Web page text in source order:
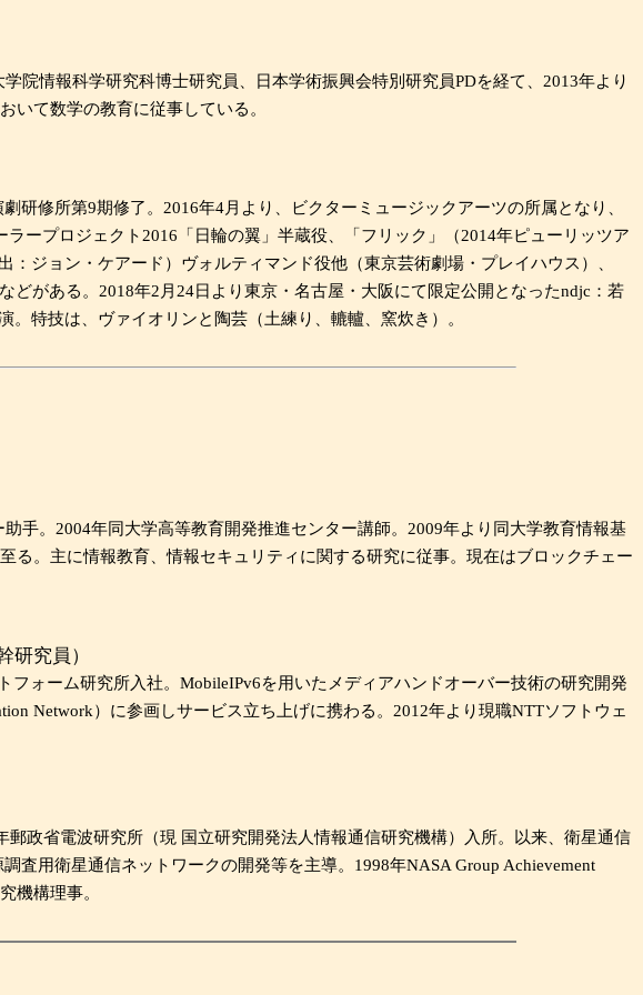
院情報科学研究科博士研究員、日本学術振興会特別研究員PDを経て、2013年より
いて数学の教育に従事している。
修所第9期修了。2016年4月より、ビクターミュージックアーツの所属となり、
ープロジェクト2016「日輪の翼」半蔵役、「フリック」（2014年ピューリッツア
ジョン・ケアード）ヴォルティマンド役他（東京芸術劇場・プレイハウス）、
がある。2018年2月24日より東京・名古屋・大阪にて限定公開となったndjc：若
特技は、ヴァイオリンと陶芸（土練り、轆轤、窯炊き）。
手。2004年同大学高等教育開発推進センター講師。2009年より同大学教育情報基
。主に情報教育、情報セキュリティに関する研究に従事。現在はブロックチェー
究員）
ォーム研究所入社。MobileIPv6を用いたメディアハンドオーバー技術の研究開発
Network）に参画しサービス立ち上げに携わる。2012年より現職NTTソフトウェ
政省電波研究所（現 国立研究開発法人情報通信研究機構）入所。以来、衛星通信
用衛星通信ネットワークの開発等を主導。1998年NASA Group Achievement
機構理事。